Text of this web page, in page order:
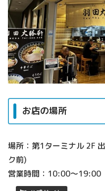
お店の場所
場所：第1ターミナル 2F
ク前)
営業時間：10:00～19:00